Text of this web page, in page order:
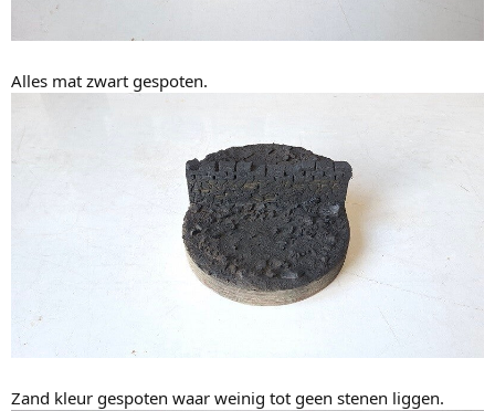
Alles mat zwart gespoten.
Zand kleur gespoten waar weinig tot geen stenen liggen.